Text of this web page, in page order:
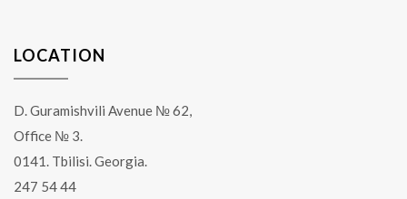
LOCATION
D. Guramishvili Avenue № 62,
Office № 3.
0141. Tbilisi. Georgia.
247 54 44